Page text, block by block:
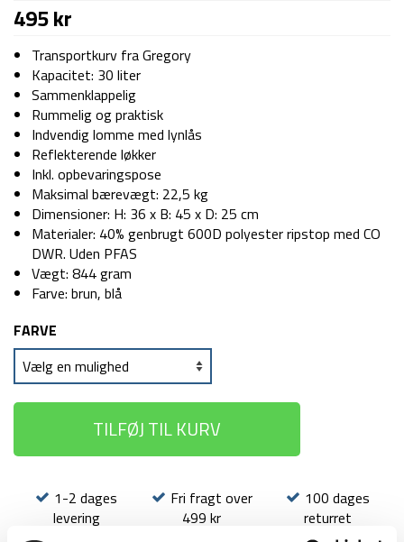
495kr
Transportkurv fra Gregory
Kapacitet: 30 liter
Sammenklappelig
Rummelig og praktisk
Indvendig lomme med lynlås
Reflekterende løkker
Inkl. opbevaringspose
Maksimal bærevægt: 22,5 kg
Dimensioner: H: 36 x B: 45 x D: 25 cm
Materialer: 40% genbrugt 600D polyester ripstop med CO
DWR. Uden PFAS
Vægt: 844 gram
Farve: brun, blå
FARVE
TILFØJ TIL KURV
1-2 dages
levering
Fri fragt over
499 kr
100 dages
returret